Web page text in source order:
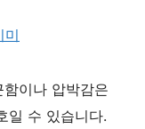
미
이나 압박감은
일 수 있습니다.